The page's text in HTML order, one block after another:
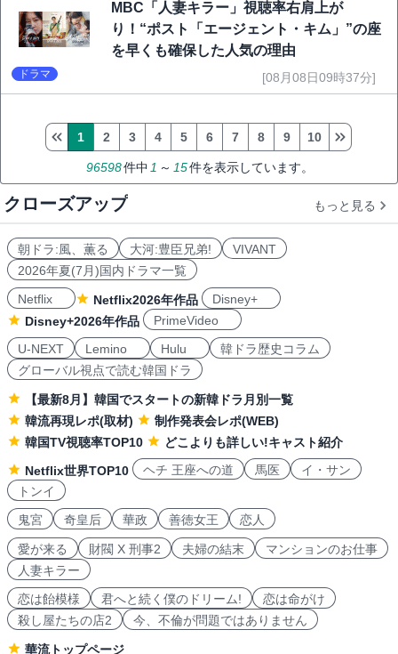
MBC「人妻キラー」視聴率右肩上が
り！“ポスト「エージェント・キム」”の座
を早くも確保した人気の理由
ドラマ [08月08日09時37分]
96598件中1 ～ 15件を表示しています。
1 2 3 4 5 6 7 8 9 10
クローズアップ もっと見る
朝ドラ:風、薫る 大河:豊臣兄弟!
VIVANT
2026年夏(7月)国内ドラマ一覧
Netflix
Netflix2026年作品
Disney+
Disney+2026年作品
PrimeVideo
U-NEXT
Lemino Hulu
韓ドラ歴史コラム
グローバル視点で読む韓国ドラ
【最新8月】韓国でスタートの新韓ドラ月別一覧
韓流再現レポ(取材)
制作発表会レポ(WEB)
韓国TV視聴率TOP10
どこよりも詳しい!キャスト紹介
Netflix世界TOP10
ヘチ 王座への道 馬医
イ・サン
トンイ
鬼宮
奇皇后 華政 善徳女王 恋人
愛が来る 財閥 X 刑事2 夫婦の結末
マンションのお仕事
人妻キラー
恋は飴模様
君へと続く僕のドリーム!
恋は命がけ
殺し屋たちの店2
今、不倫が問題ではありません
華流トップページ